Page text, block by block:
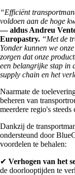
“Efficiënt
voldoen aan de hoge
— aldus Andreu
Europastry. “Met de
Yonder kunnen we
zorgen dat onze
een belangrijke stap in
supply chain en het
Naarmate de
beheren van
meerdere regio's steeds
Dankzij de
ondersteund door
voordelen te behalen:
✔ Verhogen van het
de doorlooptijden te